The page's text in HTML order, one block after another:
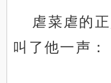
虐菜虐的
叫了他一声：